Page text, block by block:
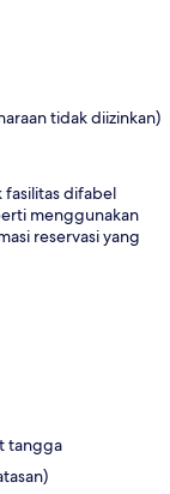
tidak diizinkan)
fasilitas difabel
menggunakan
reservasi yang
tangga